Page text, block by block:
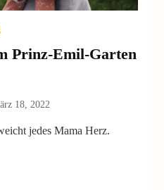
Prinz-Emil-Garten
18, 2022
jedes Mama Herz.